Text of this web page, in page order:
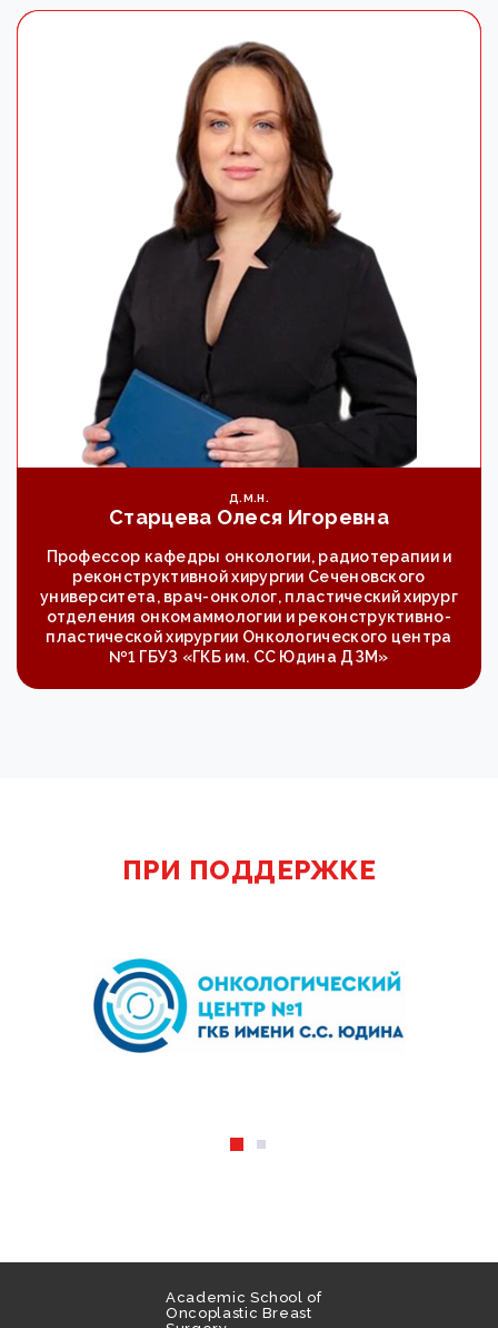
д.м.н.
Старцева Олеся Игоревна
Профессор кафедры онкологии, радиотерапии и
реконструктивной хирургии Сеченовского
университета, врач-онколог, пластический хирург
отделения онкомаммологии и реконструктивно-
пластической хирургии Онкологического центра
№1 ГБУЗ «ГКБ им. СС Юдина ДЗМ»
ПРИ ПОДДЕРЖКЕ
Academic School of
Oncoplastic Breast